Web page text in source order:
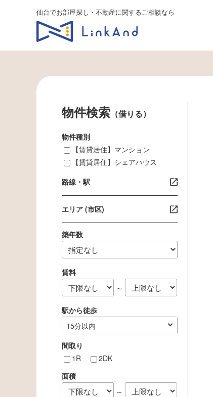
仙台でお部屋探し・不動産に関するご相談なら
物件検索 （借りる）
物件種別
【賃貸居住】マンション
【賃貸居住】シェアハウス
路線・駅
エリア (市区)
築年数
賃料
～
駅から徒歩
指定なし
1分以内
3分以内
5分以内
10分以内
15分以内
間取り
1R
2DK
面積
～